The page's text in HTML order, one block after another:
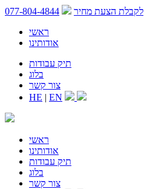
לקבלת הצעת מחיר
077-804-4844
ראשי
אודותינו
תיק עבודות
בלוג
צור קשר
HE | EN
ראשי
אודותינו
תיק עבודות
בלוג
צור קשר